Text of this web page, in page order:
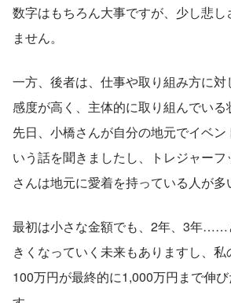
数字はもちろん大事ですが、少し悲
ません。
一方、後者は、仕事や取り組み方に
感度が高く、主体的に取り組んでいる
先日、小橋さんが自分の地元でイベン
いう話を聞きましたし、トレジャー
さんは地元に愛着を持っている人が多
最初は小さな金額でも、2年、3年……
きくなっていく未来もありますし、私
100万円が最終的に1,000万円まで伸